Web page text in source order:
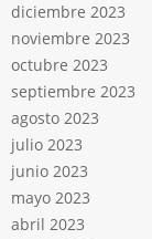
diciembre 2023
noviembre 2023
octubre 2023
septiembre 2023
agosto 2023
julio 2023
junio 2023
mayo 2023
abril 2023